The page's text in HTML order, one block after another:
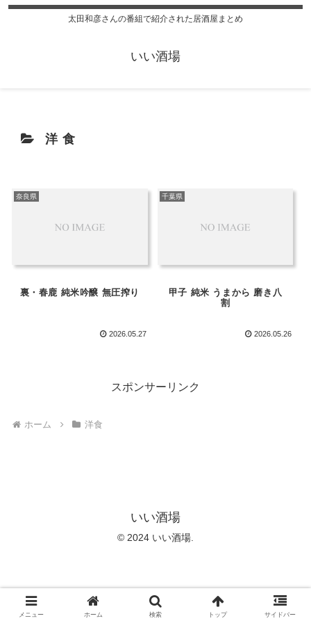
太田和彦さんの番組で紹介された居酒屋まとめ
いい酒場
洋食
奈良県
裏・春鹿 純米吟醸 無圧搾り
2026.05.27
千葉県
甲子 純米 うまから 磨き八
割
2026.05.26
スポンサーリンク
ホーム 洋食
いい酒場
© 2024 いい酒場.
メニュー ホーム 検索 トップ サイドバー